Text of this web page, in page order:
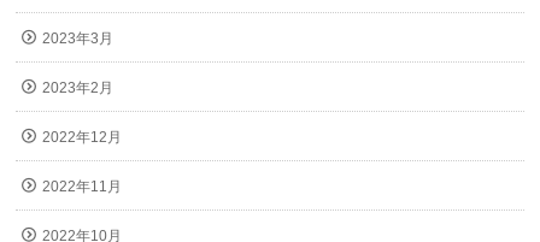
2023年3月
2023年2月
2022年12月
2022年11月
2022年10月